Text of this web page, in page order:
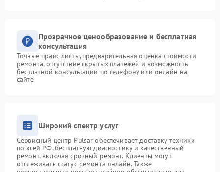
Прозрачное ценообразование и бесплатная
консультация
Точные прайс-листы, предварительная оценка стоимости
ремонта, отсутствие скрытых платежей и возможность
бесплатной консультации по телефону или онлайн на
сайте
Широкий спектр услуг
Сервисный центр Pulsar обеспечивает доставку техники
по всей РФ, бесплатную диагностику и качественный
ремонт, включая срочный ремонт. Клиенты могут
отслеживать статус ремонта онлайн. Также